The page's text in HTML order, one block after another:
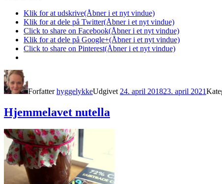
Klik for at udskrive(Åbner i et nyt vindue)
Klik for at dele på Twitter(Åbner i et nyt vindue)
Click to share on Facebook(Åbner i et nyt vindue)
Klik for at dele på Google+(Åbner i et nyt vindue)
Click to share on Pinterest(Åbner i et nyt vindue)
ForfatterhyggelykkeUdgivet24. april 201823. april 2021
Hjemmelavet nutella